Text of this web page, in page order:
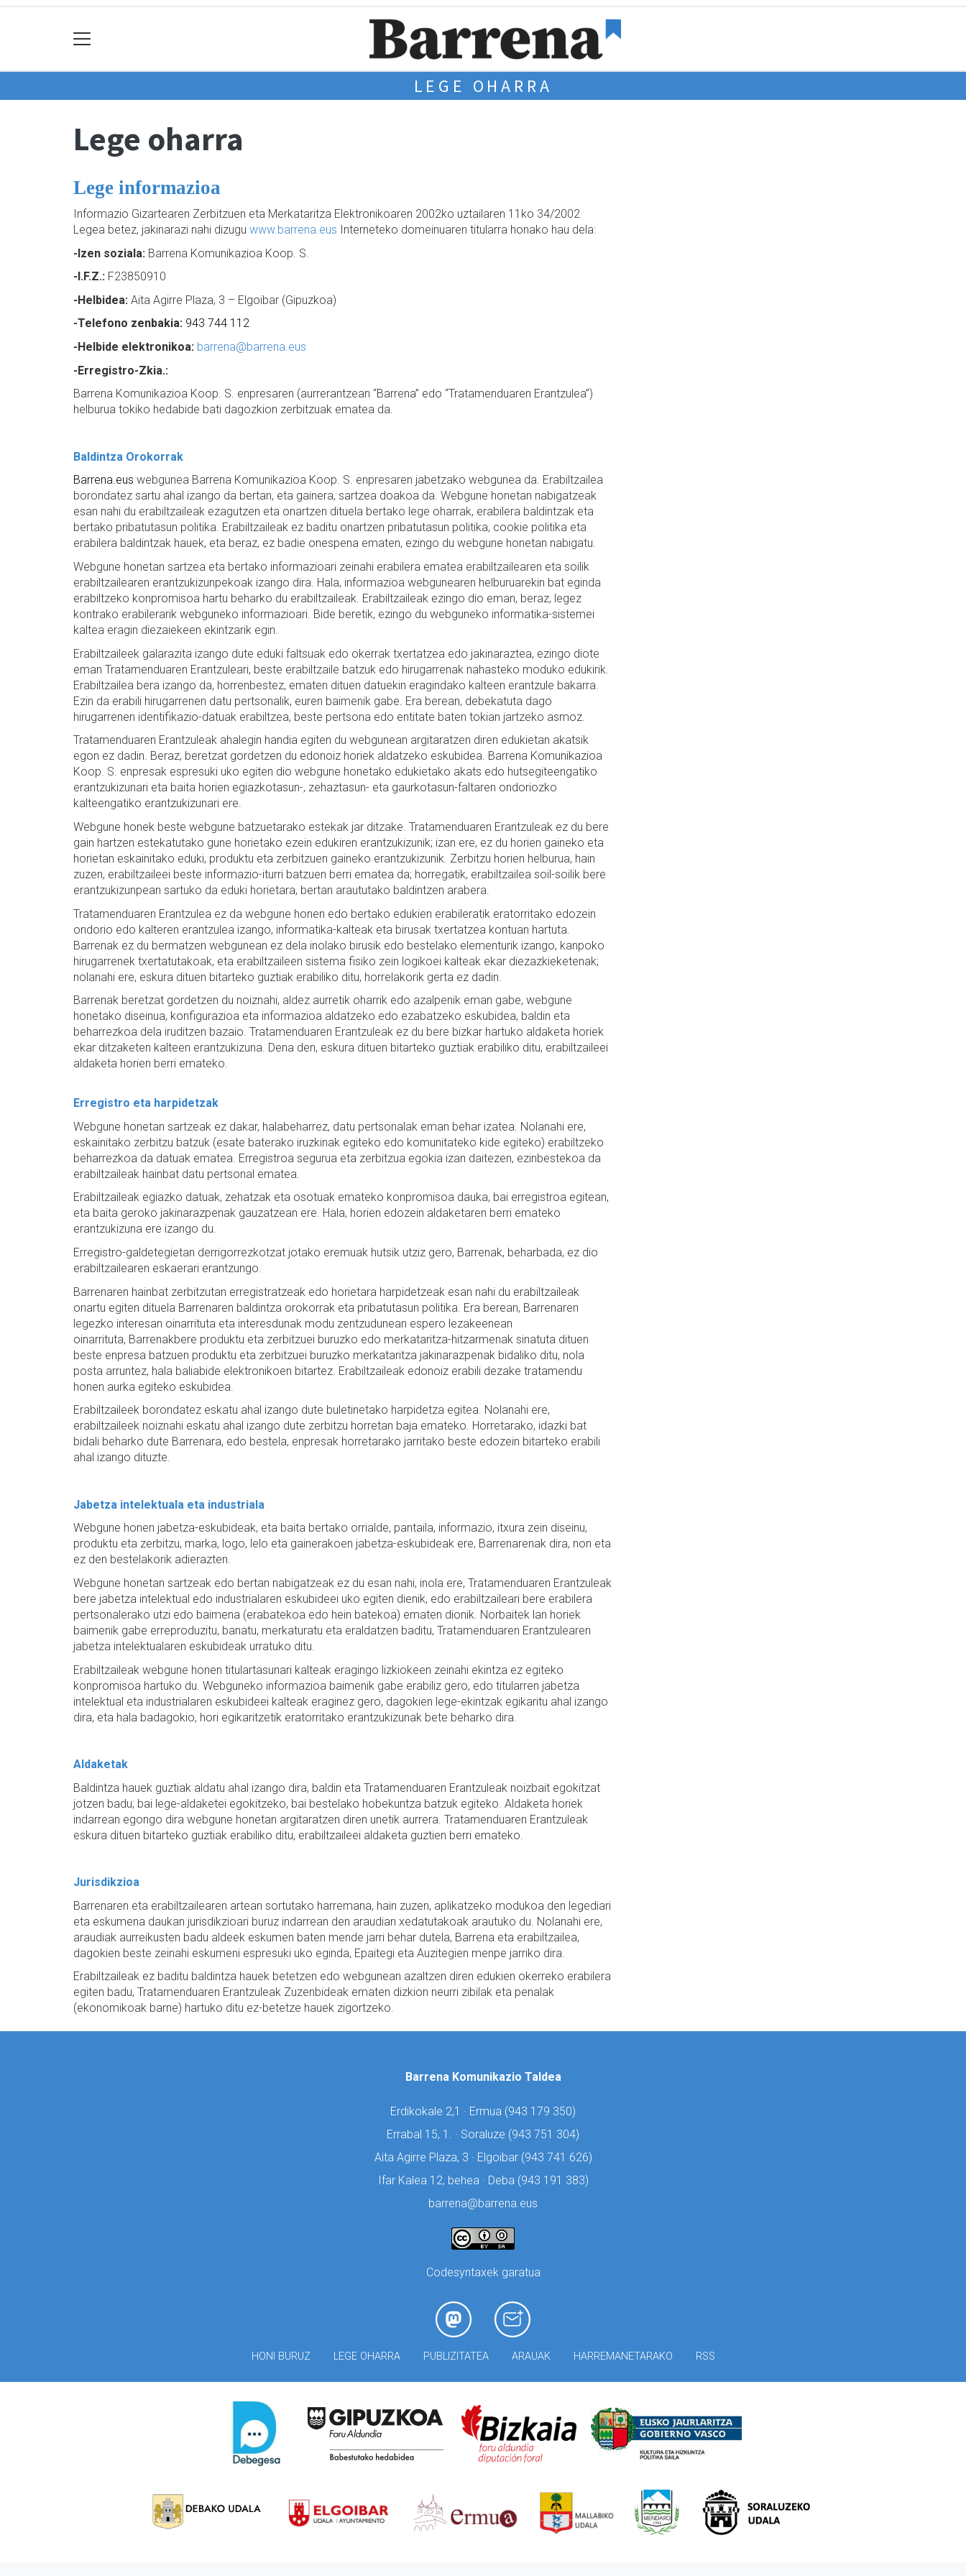
LEGE OHARRA
Lege oharra
Lege informazioa
Informazio Gizartearen Zerbitzuen eta Merkataritza Elektronikoaren 2002ko uztailaren 11ko 34/2002
Legea betez, jakinarazi nahi dizugu www.barrena.eus Interneteko domeinuaren titularra honako hau dela:
-Izen soziala: Barrena Komunikazioa Koop. S.
-I.F.Z.: F23850910
-Helbidea: Aita Agirre Plaza, 3 – Elgoibar (Gipuzkoa)
-Telefono zenbakia: 943 744 112
-Helbide elektronikoa: barrena@barrena.eus
-Erregistro-Zkia.:
Barrena Komunikazioa Koop. S. enpresaren (aurrerantzean “Barrena” edo “Tratamenduaren Erantzulea”)
helburua tokiko hedabide bati dagozkion zerbitzuak ematea da.
Baldintza Orokorrak
Barrena.eus webgunea Barrena Komunikazioa Koop. S. enpresaren jabetzako webgunea da. Erabiltzailea
borondatez sartu ahal izango da bertan, eta gainera, sartzea doakoa da. Webgune honetan nabigatzeak
esan nahi du erabiltzaileak ezagutzen eta onartzen dituela bertako lege oharrak, erabilera baldintzak eta
bertako pribatutasun politika. Erabiltzaileak ez baditu onartzen pribatutasun politika, cookie politika eta
erabilera baldintzak hauek, eta beraz, ez badie onespena ematen, ezingo du webgune honetan nabigatu.
Webgune honetan sartzea eta bertako informazioari zeinahi erabilera ematea erabiltzailearen eta soilik
erabiltzailearen erantzukizunpekoak izango dira. Hala, informazioa webgunearen helburuarekin bat eginda
erabiltzeko konpromisoa hartu beharko du erabiltzaileak. Erabiltzaileak ezingo dio eman, beraz, legez
kontrako erabilerarik webguneko informazioari. Bide beretik, ezingo du webguneko informatika-sistemei
kaltea eragin diezaiekeen ekintzarik egin.
Erabiltzaileek galarazita izango dute eduki faltsuak edo okerrak txertatzea edo jakinaraztea, ezingo diote
eman Tratamenduaren Erantzuleari, beste erabiltzaile batzuk edo hirugarrenak nahasteko moduko edukirik.
Erabiltzailea bera izango da, horrenbestez, ematen dituen datuekin eragindako kalteen erantzule bakarra.
Ezin da erabili hirugarrenen datu pertsonalik, euren baimenik gabe. Era berean, debekatuta dago
hirugarrenen identifikazio-datuak erabiltzea, beste pertsona edo entitate baten tokian jartzeko asmoz.
Tratamenduaren Erantzuleak ahalegin handia egiten du webgunean argitaratzen diren edukietan akatsik
egon ez dadin. Beraz, beretzat gordetzen du edonoiz horiek aldatzeko eskubidea. Barrena Komunikazioa
Koop. S. enpresak espresuki uko egiten dio webgune honetako edukietako akats edo hutsegiteengatiko
erantzukizunari eta baita horien egiazkotasun-, zehaztasun- eta gaurkotasun-faltaren ondoriozko
kalteengatiko erantzukizunari ere.
Webgune honek beste webgune batzuetarako estekak jar ditzake. Tratamenduaren Erantzuleak ez du bere
gain hartzen estekatutako gune horietako ezein edukiren erantzukizunik; izan ere, ez du horien gaineko eta
horietan eskainitako eduki, produktu eta zerbitzuen gaineko erantzukizunik. Zerbitzu horien helburua, hain
zuzen, erabiltzaileei beste informazio-iturri batzuen berri ematea da; horregatik, erabiltzailea soil-soilik bere
erantzukizunpean sartuko da eduki horietara, bertan araututako baldintzen arabera.
Tratamenduaren Erantzulea ez da webgune honen edo bertako edukien erabileratik eratorritako edozein
ondorio edo kalteren erantzulea izango, informatika-kalteak eta birusak txertatzea kontuan hartuta.
Barrenak ez du bermatzen webgunean ez dela inolako birusik edo bestelako elementurik izango, kanpoko
hirugarrenek txertatutakoak, eta erabiltzaileen sistema fisiko zein logikoei kalteak ekar diezazkieketenak;
nolanahi ere, eskura dituen bitarteko guztiak erabiliko ditu, horrelakorik gerta ez dadin.
Barrenak beretzat gordetzen du noiznahi, aldez aurretik oharrik edo azalpenik eman gabe, webgune
honetako diseinua, konfigurazioa eta informazioa aldatzeko edo ezabatzeko eskubidea, baldin eta
beharrezkoa dela iruditzen bazaio. Tratamenduaren Erantzuleak ez du bere bizkar hartuko aldaketa horiek
ekar ditzaketen kalteen erantzukizuna. Dena den, eskura dituen bitarteko guztiak erabiliko ditu, erabiltzaileei
aldaketa horien berri emateko.
Erregistro eta harpidetzak
Webgune honetan sartzeak ez dakar, halabeharrez, datu pertsonalak eman behar izatea. Nolanahi ere,
eskainitako zerbitzu batzuk (esate baterako iruzkinak egiteko edo komunitateko kide egiteko) erabiltzeko
beharrezkoa da datuak ematea. Erregistroa segurua eta zerbitzua egokia izan daitezen, ezinbestekoa da
erabiltzaileak hainbat datu pertsonal ematea.
Erabiltzaileak egiazko datuak, zehatzak eta osotuak emateko konpromisoa dauka, bai erregistroa egitean,
eta baita geroko jakinarazpenak gauzatzean ere. Hala, horien edozein aldaketaren berri emateko
erantzukizuna ere izango du.
Erregistro-galdetegietan derrigorrezkotzat jotako eremuak hutsik utziz gero, Barrenak, beharbada, ez dio
erabiltzailearen eskaerari erantzungo.
Barrenaren hainbat zerbitzutan erregistratzeak edo horietara harpidetzeak esan nahi du erabiltzaileak
onartu egiten dituela Barrenaren baldintza orokorrak eta pribatutasun politika. Era berean, Barrenaren
legezko interesan oinarrituta eta interesdunak modu zentzudunean espero lezakeenean
oinarrituta, Barrenakbere produktu eta zerbitzuei buruzko edo merkataritza-hitzarmenak sinatuta dituen
beste enpresa batzuen produktu eta zerbitzuei buruzko merkataritza jakinarazpenak bidaliko ditu, nola
posta arruntez, hala baliabide elektronikoen bitartez. Erabiltzaileak edonoiz erabili dezake tratamendu
honen aurka egiteko eskubidea.
Erabiltzaileek borondatez eskatu ahal izango dute buletinetako harpidetza egitea. Nolanahi ere,
erabiltzaileek noiznahi eskatu ahal izango dute zerbitzu horretan baja emateko. Horretarako, idazki bat
bidali beharko dute Barrenara, edo bestela, enpresak horretarako jarritako beste edozein bitarteko erabili
ahal izango dituzte.
Jabetza intelektuala eta industriala
Webgune honen jabetza-eskubideak, eta baita bertako orrialde, pantaila, informazio, itxura zein diseinu,
produktu eta zerbitzu, marka, logo, lelo eta gainerakoen jabetza-eskubideak ere, Barrenarenak dira, non eta
ez den bestelakorik adierazten.
Webgune honetan sartzeak edo bertan nabigatzeak ez du esan nahi, inola ere, Tratamenduaren Erantzuleak
bere jabetza intelektual edo industrialaren eskubideei uko egiten dienik, edo erabiltzaileari bere erabilera
pertsonalerako utzi edo baimena (erabatekoa edo hein batekoa) ematen dionik. Norbaitek lan horiek
baimenik gabe erreproduzitu, banatu, merkaturatu eta eraldatzen baditu, Tratamenduaren Erantzulearen
jabetza intelektualaren eskubideak urratuko ditu.
Erabiltzaileak webgune honen titulartasunari kalteak eragingo lizkiokeen zeinahi ekintza ez egiteko
konpromisoa hartuko du. Webguneko informazioa baimenik gabe erabiliz gero, edo titularren jabetza
intelektual eta industrialaren eskubideei kalteak eraginez gero, dagokien lege-ekintzak egikaritu ahal izango
dira, eta hala badagokio, hori egikaritzetik eratorritako erantzukizunak bete beharko dira.
Aldaketak
Baldintza hauek guztiak aldatu ahal izango dira, baldin eta Tratamenduaren Erantzuleak noizbait egokitzat
jotzen badu; bai lege-aldaketei egokitzeko, bai bestelako hobekuntza batzuk egiteko. Aldaketa horiek
indarrean egongo dira webgune honetan argitaratzen diren unetik aurrera. Tratamenduaren Erantzuleak
eskura dituen bitarteko guztiak erabiliko ditu, erabiltzaileei aldaketa guztien berri emateko.
Jurisdikzioa
Barrenaren eta erabiltzailearen artean sortutako harremana, hain zuzen, aplikatzeko modukoa den legediari
eta eskumena daukan jurisdikzioari buruz indarrean den araudian xedatutakoak arautuko du. Nolanahi ere,
araudiak aurreikusten badu aldeek eskumen baten mende jarri behar dutela, Barrena eta erabiltzailea,
dagokien beste zeinahi eskumeni espresuki uko eginda, Epaitegi eta Auzitegien menpe jarriko dira.
Erabiltzaileak ez baditu baldintza hauek betetzen edo webgunean azaltzen diren edukien okerreko erabilera
egiten badu, Tratamenduaren Erantzuleak Zuzenbideak ematen dizkion neurri zibilak eta penalak
(ekonomikoak barne) hartuko ditu ez-betetze hauek zigortzeko.
Barrena Komunikazio Taldea
Erdikokale 2,1 · Ermua (943 179 350)
Errabal 15, 1. · Soraluze (943 751 304)
Aita Agirre Plaza, 3 · Elgoibar (943 741 626)
Ifar Kalea 12, behea · Deba (943 191 383)
barrena@barrena.eus
Codesyntaxek garatua
HONI BURUZ LEGE OHARRA PUBLIZITATEA ARAUAK HARREMANETARAKO RSS